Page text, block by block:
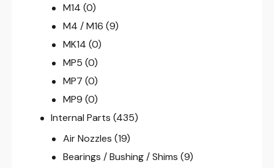
M14 (0)
M4 / M16 (9)
MK14 (0)
MP5 (0)
MP7 (0)
MP9 (0)
Internal Parts (435)
Air Nozzles (19)
Bearings / Bushing / Shims (9)